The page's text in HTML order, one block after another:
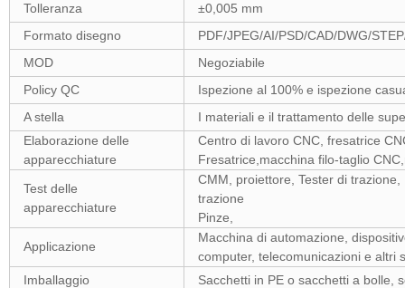
Tolleranza
±0,005 mm
Formato disegno
PDF/JPEG/AI/PSD/CAD/DWG/
MOD
Negoziabile
Policy QC
Ispezione al 100% e ispezione
A stella
I materiali e il trattamento delle
Elaborazione delle
apparecchiature
Centro di lavoro CNC, fresatrice
Fresatrice,macchina filo-taglio
Test delle
apparecchiature
CMM, proiettore, Tester di
trazione
Pinze,
Applicazione
Macchina di automazione,
computer, telecomunicazioni e altri
Imballaggio
Sacchetti in PE o sacchetti a bolle,